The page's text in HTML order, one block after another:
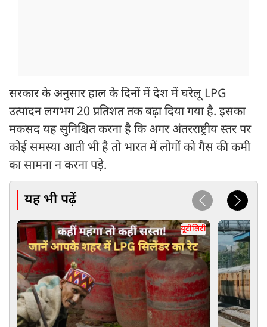
सरकार के अनुसार हाल के दिनों में देश में घरेलू LPG
उत्पादन लगभग 20 प्रतिशत तक बढ़ा दिया गया है. इसका
मकसद यह सुनिश्चित करना है कि अगर अंतरराष्ट्रीय स्तर पर
कोई समस्या आती भी है तो भारत में लोगों को गैस की कमी
का सामना न करना पड़े.
यह भी पढ़ें
यूटीलिटी